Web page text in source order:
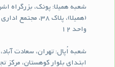
شعبه همیلا: پونک، بزرگراه
واحد 12
شعبه اُپال: تهران، سعادت